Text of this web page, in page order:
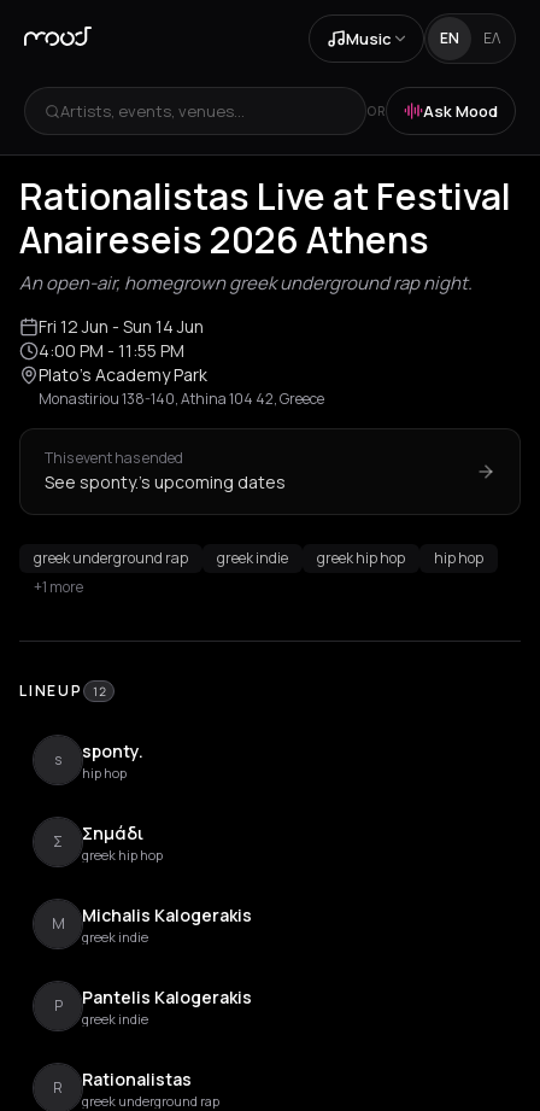
Music EN ΕΛ
Artists, events, venues... OR Ask Mood
Rationalistas Live at Festival
Anaireseis 2026 Athens
An open-air, homegrown greek underground rap night.
Fri 12 Jun - Sun 14 Jun
4:00 PM - 11:55 PM
Plato's Academy Park
Monastiriou 138-140, Athina 104 42, Greece
This event has ended
See sponty.'s upcoming dates
greek underground rap greek indie greek hip hop
hip hop
+1 more
LINEUP 12
s sponty.
hip hop
Σ Σημάδι
greek hip hop
M Michalis Kalogerakis
greek indie
P Pantelis Kalogerakis
greek indie
R Rationalistas
greek underground rap